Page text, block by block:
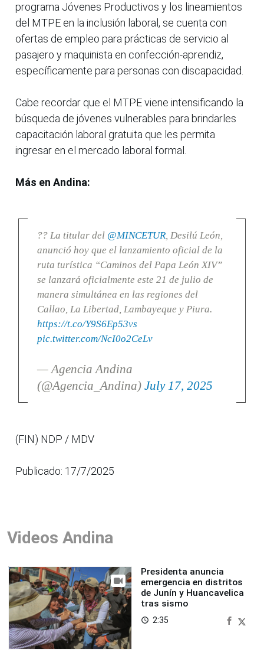
programa Jóvenes Productivos y los lineamientos
del MTPE en la inclusión laboral, se cuenta con
ofertas de empleo para prácticas de servicio al
pasajero y maquinista en confección-aprendiz,
específicamente para personas con discapacidad.
Cabe recordar que el MTPE viene intensificando la
búsqueda de jóvenes vulnerables para brindarles
capacitación laboral gratuita que les permita
ingresar en el mercado laboral formal.
Más en Andina:
?? La titular del @MINCETUR, Desilú León,
anunció hoy que el lanzamiento oficial de la
ruta turística “Caminos del Papa León XIV”
se lanzará oficialmente este 21 de julio de
manera simultánea en las regiones del
Callao, La Libertad, Lambayeque y Piura.
https://t.co/Y9S6Ep53vs
pic.twitter.com/NcI0o2CeLv
— Agencia Andina
(@Agencia_Andina) July 17, 2025
(FIN) NDP / MDV
Publicado: 17/7/2025
Videos Andina
Presidenta anuncia
emergencia en distritos
de Junín y Huancavelica
tras sismo
access_time 2:35